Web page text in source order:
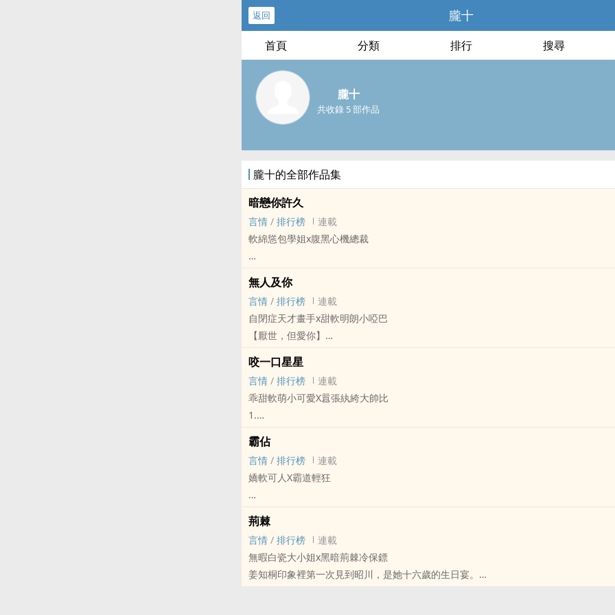
返回 朧十
首頁 分類 排行 搜尋
朧十
共收錄 5 部作品
朧十的全部作品集
暗戀你許久
言情 / 排行榜
連載
軟綿慫包學姐x腹黑心機總裁
學弟當時表情幽幽地問她：“學姐，你這是什麼意思？”
想著反正今後也不會再見面了，池念甚是得意地對著學弟大笑三聲，“逗你玩兒啊學弟~
然而池念萬萬沒想到，闊別八年之後，這學弟竟然找上了門。
“你好，請問你是在招合租室友嗎……學姐？”
看著門外男人那張令人過目不忘的優秀臉蛋，往日回憶突然如雷電一般把池念劈的外
-
某天同學聚會，有人問池念還記不記得當年被她輕薄的那個學弟。
池念咬著牙：“記得、怎麼不記得。”畢竟人現在都還在她家住著呢
“人現在可是上市公司總裁，身家好幾十個億呢！”
無人及你
言情 / 排行榜
連載
自閉症天才畫手x甜軟明朗小啞巴
【厭世，但愛你】
外人都說他有病，但在司澄面前，溫順乖巧一直是左放的代名詞。
直到那天她發現了他畫室裡的秘密——
看著貼滿整個牆壁的少女的肖像畫，司澄驚詫地有些站不穩。
“害怕麼？”
左放的聲音突然出現在身後。
司澄倉皇轉身，對上了一雙琥珀色的沉鬱雙眸。
她心裡咯噔一下，想要後退，“阿放，你……”
左放抵著她的額頭，低沉的嗓音似喟嘆地道：“司澄，我有多想將你和這些畫一樣關在
你知道麼？”
-
近日畫手圈內流傳出一張只有半身的黑白照片，照片裡的男人黑色的襯衫領口微敞，
咬一口星星
言情 / 排行榜
連載
乖甜軟萌小可愛X囂張紈絝大帥比
1.
某天放學，初星被人帶到校外的小樹林。
眼前好看到有些張揚的男生捏著封粉嫩的情書，漫不經心地：“想追我？”
這人初星認得，高三九班的言刃。
又痞又壞，偏偏家世好長得帥，不僅校長拿他沒辦法，身後還常年跟著一票粉絲團。
她哆哆嗦嗦地想解釋那情書是她替別人寫的，面前的言刃忽而輕笑一聲。
“好啊。”
初星：？？？
霸佔
言情 / 排行榜
連載
嬌軟可人X霸道輕狂
蜷縮在陰暗牆角的少年一身暗色血跡，枯骨般的雙手抓住了溫笙的腳踝，聲音虛弱，
我。”
荊棘
言情 / 排行榜
連載
無暇白瓷大小姐x黑暗荊棘冷保鏢
姜知桐印象裡第一次見到昭川，是她十六歲的生日宴。